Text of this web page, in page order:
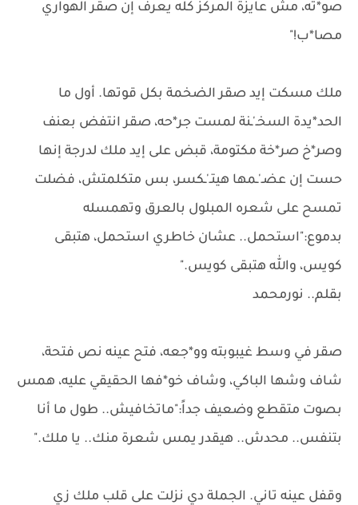
صو*ته، مش عايزة المركز كله يعرف إن صقر الهواري
مصا*ب!"
ملك مسكت إيد صقر الضخمة بكل قوتها. أول ما
الحد*يدة السخـ'ـنة لمست جر*حه، صقر انتفض بعنف
وصر*خ صر*خة مكتومة، قبض على إيد ملك لدرجة إنها
حست إن عضـ'ـمها هيتـ'ـكسر، بس متكلمتش، فضلت
تمسح على شعره المبلول بالعرق وتهمسله
بدموع:"استحمل.. عشان خاطري استحمل، هتبقى
كويس، والله هتبقى كويس."
بقلم.. نورمحمد
صقر في وسط غيبوبته وو*جعه، فتح عينه نص فتحة،
شاف وشها الباكي، وشاف خو*فها الحقيقي عليه، همس
بصوت متقطع وضعيف جداً:"ماتخافيش.. طول ما أنا
بتنفس.. محدش.. هيقدر يمس شعرة منك.. يا ملك."
وقفل عينه تاني. الجملة دي نزلت على قلب ملك زي